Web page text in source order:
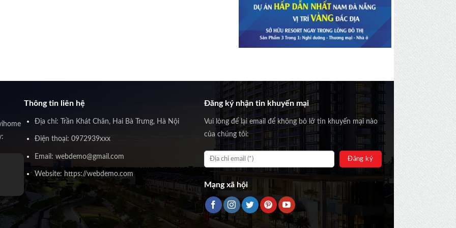
Thông tin liên hệ
Địa chỉ: Trần Khát Chân, Hai Bà Trưng, Hà Nội
Điện thoại: 0972939xxx
Email: webdemo@gmail.com
Website: https://webdemo.com
Đăng ký nhận tin khuyến mại
Vui lòng để lại email để không bỏ lỡ tin khuyến mại nào
của chúng tôi:
Mạng xã hội